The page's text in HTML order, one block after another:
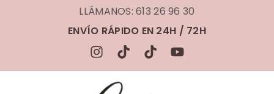
LLÁMANOS: 613 26 96 30
ENVÍO RÁPIDO EN 24H / 72H